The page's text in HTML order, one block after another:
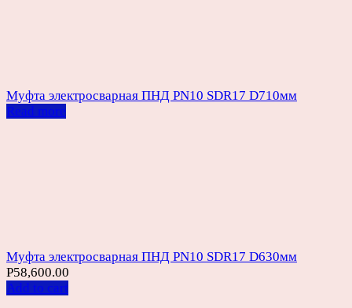
Муфта электросварная ПНД PN10 SDR17 D710мм
Read more
Муфта электросварная ПНД PN10 SDR17 D630мм
Р58,600.00
Add to cart